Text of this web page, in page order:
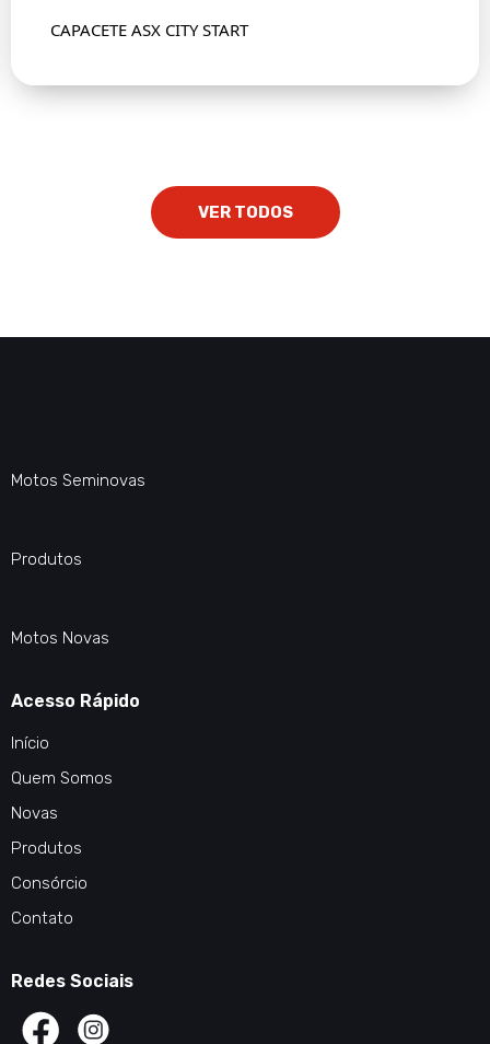
CAPACETE ASX CITY START
VER TODOS
Motos Seminovas
Produtos
Motos Novas
Acesso Rápido
Início
Quem Somos
Novas
Produtos
Consórcio
Contato
Redes Sociais